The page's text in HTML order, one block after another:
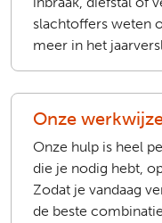
slachtoffers weten
meer in het
Onze
Onze hulp is heel
die je nodig hebt,
Zodat je vandaag
de beste